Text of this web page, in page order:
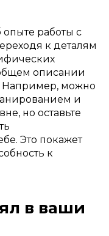
опыте работы с
к деталям
описании
Например, можно
и
но оставьте
Это покажет
к
в ваши